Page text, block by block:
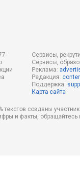
Сервисы,
Сервисы,
Реклама:
Редакция:
Поддержка:
Карта сайта
текстов созданы
и факты,